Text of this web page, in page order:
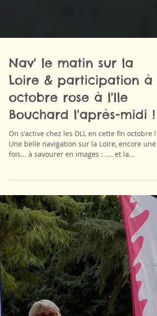
Nav' le matin sur la
Loire & participation à
octobre rose à l'Ile
Bouchard l'après-midi !
Une belle navigation sur la Loire, encore une
fois... à savourer en images : .... et la...